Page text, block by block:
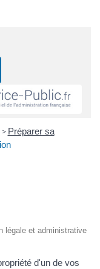
> Préparer sa
légale et administrative
d'un de vos